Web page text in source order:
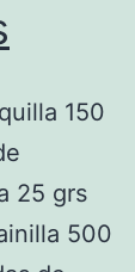
150
25 grs
500